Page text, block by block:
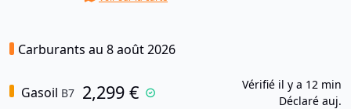
Carburants au 8 août 2026
Gasoil B7 2,299 €
Vérifié il y a 12 min
Déclaré auj.